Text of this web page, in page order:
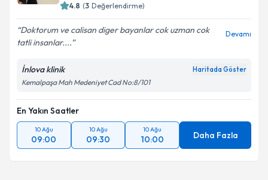
Kişisel verilerimin işlenmesine ilişkin
Aydınlatma
Metni'ni okudum ve kişisel verilerimin belirtilen
kapsamda işlenmesini kabul ediyorum.
Takvim Talebini Gönder
4.8 (3 Değerlendirme)
Doktorum ve calisan diger bayanlar cok uzman cok
tatli insanlar....
Devamı
İnlova klinik Haritada Göster
Kemalpaşa Mah Medeniyet Cad No:8/101
En Yakın Saatler
10 Ağu
09:00
10 Ağu
09:30
10 Ağu
10:00 Daha Fazla